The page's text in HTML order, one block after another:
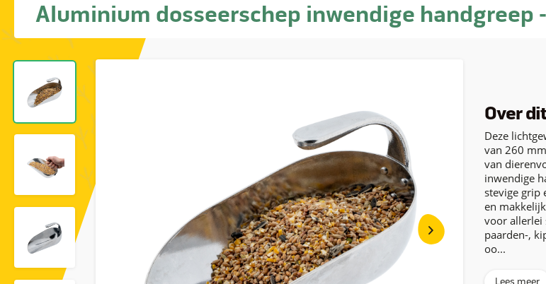
Aluminium dosseerschep inwendige handgreep
Over
Deze
van 260
van
inwendige
stevige grip
en
voor allerlei
paarden-,
oo...